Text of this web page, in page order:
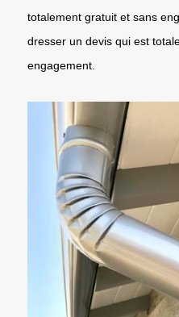
totalement gratuit et sans
dresser un devis qui est
engagement.